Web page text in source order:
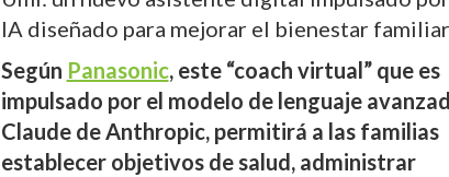
IA diseñado para mejorar el bienestar
Según Panasonic, este “coach virtual” que es
impulsado por el modelo de lenguaje
Claude de Anthropic, permitirá a las familias
establecer objetivos de salud, administrar